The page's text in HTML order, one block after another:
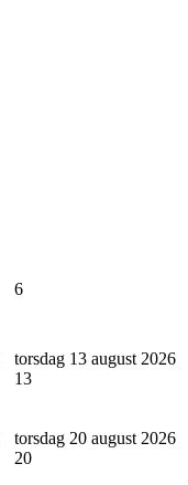
6
torsdag 13 august 2026
13
torsdag 20 august 2026
20